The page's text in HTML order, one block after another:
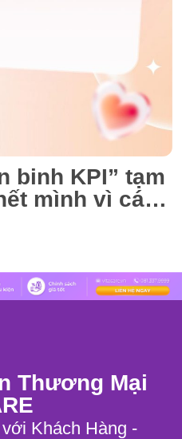
binh KPI” tạm
mình vì các
Thương Mại
Khách Hàng -